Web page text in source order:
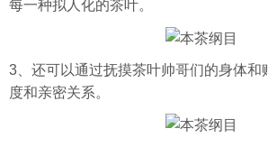
每一种拟人化的茶叶。
3、还可以通过抚摸茶叶帅哥们的身体和
度和亲密关系。